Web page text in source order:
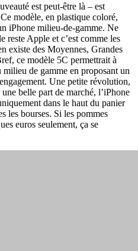
est peut-être là – est
modèle, en plastique coloré,
iPhone milieu-de-gamme. Ne
reste Apple et c’est comme les
existe des Moyennes, Grandes
ce modèle 5C permettrait à
de gamme en proposant un
Une petite révolution,
belle part de marché, l’iPhone
dans le haut du panier
les bourses. Si les pommes
euros seulement, ça se